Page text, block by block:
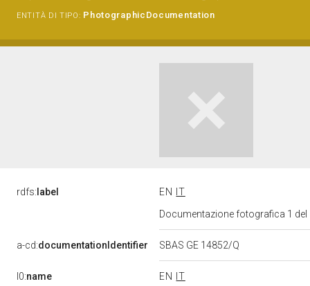
ENTITÀ DI TIPO: PhotographicDocumentation
rdfs: label EN
IT
Documentazione fotografica 1
a-cd:documentationIdentifier SBAS GE 14852/Q
l0:name EN
IT